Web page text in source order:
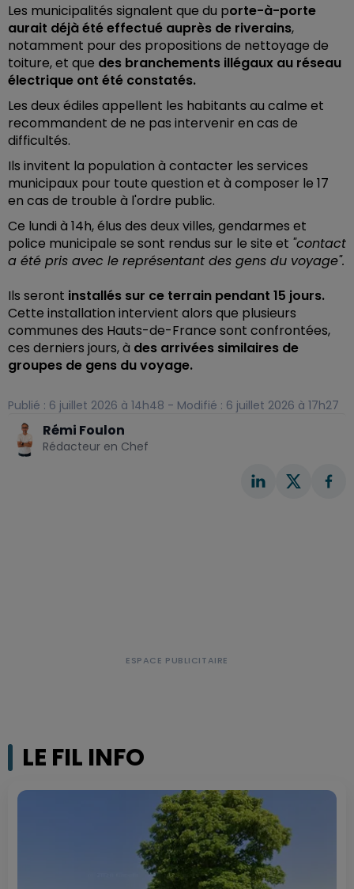
Les municipalités signalent que du porte-à-porte
aurait déjà été effectué auprès de riverains,
notamment pour des propositions de nettoyage de
toiture, et que des branchements illégaux au réseau
électrique ont été constatés.
Les deux édiles appellent les habitants au calme et
recommandent de ne pas intervenir en cas de
difficultés.
Ils invitent la population à contacter les services
municipaux pour toute question et à composer le 17
en cas de trouble à l'ordre public.
Ce lundi à 14h, élus des deux villes, gendarmes et
police municipale se sont rendus sur le site et "contact
a été pris avec le représentant des gens du voyage".
Ils seront installés sur ce terrain pendant 15 jours.
Cette installation intervient alors que plusieurs
communes des Hauts-de-France sont confrontées,
ces derniers jours, à des arrivées similaires de
groupes de gens du voyage.
Publié : 6 juillet 2026 à 14h48 - Modifié : 6 juillet 2026 à 17h27
Rémi Foulon
Rédacteur en Chef
LE FIL INFO